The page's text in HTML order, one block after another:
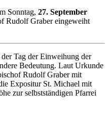
Sonntag, 27. September
Rudolf Graber eingeweiht
Tag der Einweihung der
Bedeutung. Laut Urkunde
Rudolf Graber mit
Expositur St. Michael mit
zur selbstständigen Pfarrei